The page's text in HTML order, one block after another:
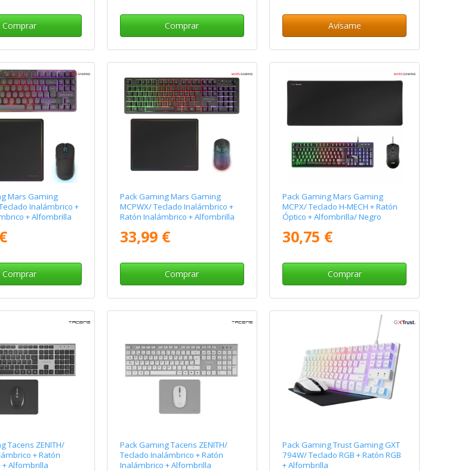
Comprar Comprar Avísame
Mars Gaming
Inalámbrico +
+ Alfombrilla
Comprar
Pack Gaming Mars Gaming
MCPWX/ Teclado Inalámbrico +
Ratón Inalámbrico + Alfombrilla
33,99 €
Comprar
Pack Gaming Mars Gaming
MCPX/ Teclado H-MECH + Ratón
Óptico + Alfombrilla/ Negro
30,75 €
Comprar
Tacens ZENITH/
+ Ratón
Alfombrilla
Pack Gaming Tacens ZENITH/
Teclado Inalámbrico + Ratón
Inalámbrico + Alfombrilla
Pack Gaming Trust Gaming GXT
794W/ Teclado RGB + Ratón RGB
+ Alfombrilla